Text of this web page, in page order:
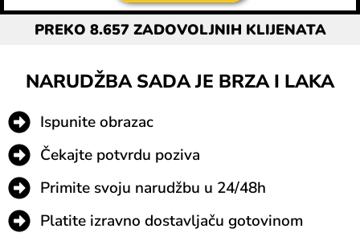
PREKO 8.657 ZADOVOLJNIH KLIJENATA
NARUDŽBA SADA JE BRZA I LAKA
Ispunite obrazac
Čekajte potvrdu poziva
Primite svoju narudžbu u 24/48h
Platite izravno dostavljaču gotovinom